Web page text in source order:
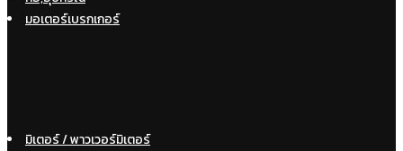
มอเตอร์เบรกเกอร์
มิเตอร์ / พาวเวอร์มิเตอร์